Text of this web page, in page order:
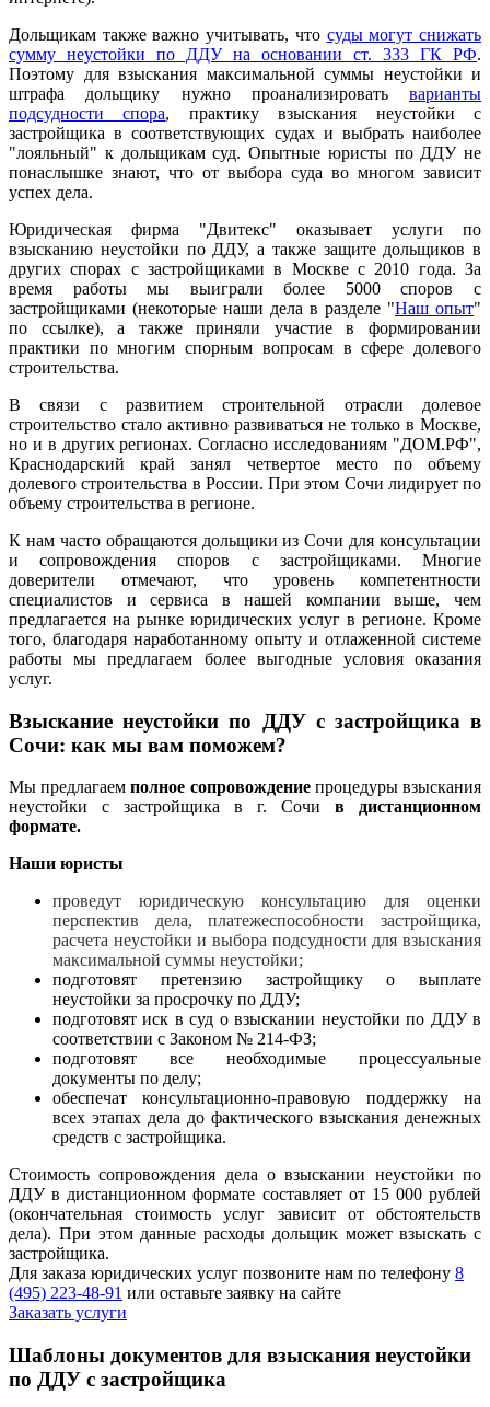
Дольщикам также важно учитывать, что суды могут снижать
сумму неустойки по ДДУ на основании ст. 333 ГК РФ.
Поэтому для взыскания максимальной суммы неустойки и
штрафа дольщику нужно проанализировать варианты
подсудности спора, практику взыскания неустойки с
застройщика в соответствующих судах и выбрать наиболее
"лояльный" к дольщикам суд. Опытные юристы по ДДУ не
понаслышке знают, что от выбора суда во многом зависит
успех дела.
Юридическая фирма "Двитекс" оказывает услуги по
взысканию неустойки по ДДУ, а также защите дольщиков в
других спорах с застройщиками в Москве с 2010 года. За
время работы мы выиграли более 5000 споров с
застройщиками (некоторые наши дела в разделе "Наш опыт"
по ссылке), а также приняли участие в формировании
практики по многим спорным вопросам в сфере долевого
строительства.
В связи с развитием строительной отрасли долевое
строительство стало активно развиваться не только в Москве,
но и в других регионах. Согласно исследованиям "ДОМ.РФ",
Краснодарский край занял четвертое место по объему
долевого строительства в России. При этом Сочи лидирует по
объему строительства в регионе.
К нам часто обращаются дольщики из Сочи для консультации
и сопровождения споров с застройщиками. Многие
доверители отмечают, что уровень компетентности
специалистов и сервиса в нашей компании выше, чем
предлагается на рынке юридических услуг в регионе. Кроме
того, благодаря наработанному опыту и отлаженной системе
работы мы предлагаем более выгодные условия оказания
услуг.
Взыскание неустойки по ДДУ с застройщика в
Сочи: как мы вам поможем?
Мы предлагаемполное сопровождение процедуры взыскания
неустойки с застройщика в г. Сочи в дистанционном
формате.
Наши юристы
проведут юридическую консультацию для оценки
перспектив дела, платежеспособности застройщика,
расчета неустойки и выбора подсудности для взыскания
максимальной суммы неустойки;
подготовят претензию застройщику о выплате
неустойки за просрочку по ДДУ;
подготовят иск в суд о взыскании неустойки по ДДУ в
соответствии с Законом № 214-ФЗ;
подготовят все необходимые процессуальные
документы по делу;
обеспечат консультационно-правовую поддержку на
всех этапах дела до фактического взыскания денежных
средств с застройщика.
Стоимость сопровождения дела о взыскании неустойки по
ДДУ в дистанционном формате составляет от 15 000 рублей
(окончательная стоимость услуг зависит от обстоятельств
дела). При этом данные расходы дольщик может взыскать с
застройщика.
Для заказа юридических услуг позвоните нам по телефону 8
(495) 223-48-91 или оставьте заявку на сайте
Заказать услуги
Шаблоны документов для взыскания неустойки
по ДДУ с застройщика